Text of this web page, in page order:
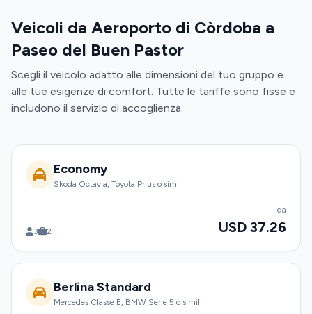
Veicoli da Aeroporto di Còrdoba a
Paseo del Buen Pastor
Scegli il veicolo adatto alle dimensioni del tuo gruppo e
alle tue esigenze di comfort. Tutte le tariffe sono fisse e
includono il servizio di accoglienza.
Economy
Skoda Octavia, Toyota Prius o simili
3 2
da
USD 37.26
Berlina Standard
Mercedes Classe E, BMW Serie 5 o simili